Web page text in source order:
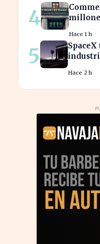
4
Hace 1 h
5
zonas
Hace 2 h